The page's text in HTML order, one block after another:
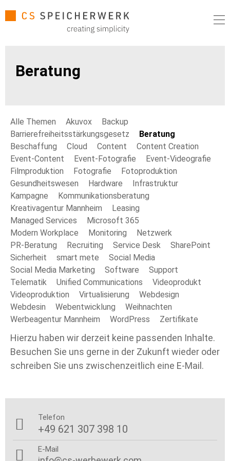
Beratung
Alle Themen Akuvox
Backup
Barrierefreiheitsstärkungsgesetz
Beratung
Beschaffung
Cloud Content
Content Creation
Event-Content
Event-Fotografie
Event-Videografie
Filmproduktion
Fotografie
Fotoproduktion
Gesundheitswesen
Hardware
Infrastruktur
Kampagne
Kommunikationsberatung
Kreativagentur Mannheim
Leasing
Managed Services
Microsoft 365
Modern Workplace
Monitoring
Netzwerk
PR-Beratung
Recruiting Service Desk
SharePoint
Sicherheit
smart mete
Social Media
Social Media Marketing
Software
Support
Telematik
Unified Communications
Videoprodukt
Videoproduktion
Virtualisierung
Webdesign
Webdesin
Webentwicklung
Weihnachten
Werbeagentur Mannheim
WordPress Zertifikate
Hierzu haben wir derzeit keine passenden Inhalte.
Besuchen Sie uns gerne in der Zukunft wieder oder
schreiben Sie uns zwischenzeitlich eine E-Mail.
 Telefon
+49 621 307 398 10
 E-Mail